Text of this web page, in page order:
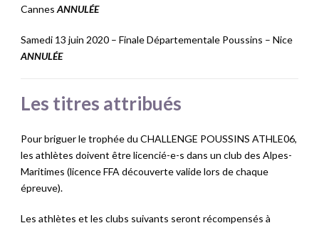
Cannes ANNULÉE
Samedi 13 juin 2020 – Finale Départementale Poussins – Nice
ANNULÉE
Les titres attribués
Pour briguer le trophée du CHALLENGE POUSSINS ATHLE06,
les athlètes doivent être licencié-e-s dans un club des Alpes-
Maritimes (licence FFA découverte valide lors de chaque
épreuve).
Les athlètes et les clubs suivants seront récompensés à